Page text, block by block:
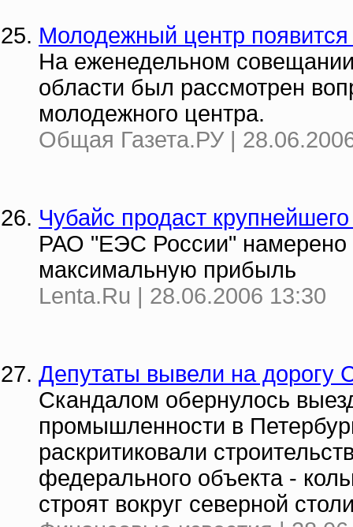
Молодежный центр
На еженедельном
области был рассмотрен
молодежного центра.
Общая Газета.РУ |
Чубайс продаст
РАО "ЕЭС России"
максимальную прибыль
Lenta.Ru | 28.06.2006 13:30
Депутаты вывели на дорогу
Скандалом обернулось
промышленности в
раскритиковали
федерального объекта -
строят вокруг северной